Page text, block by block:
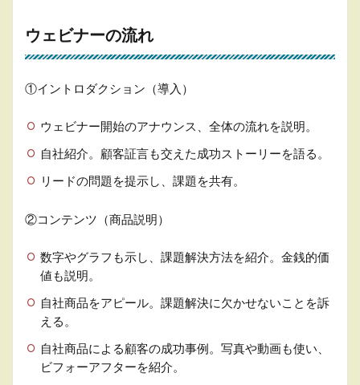
ウェビナーの流れ
①イントロダクション（導入）
ウェビナー開始のアナウンス、全体の流れを説明。
自社紹介。顧客証言も交えた成功ストーリーを語る。
リードの問題を提示し、課題を共有。
②コンテンツ（商品説明）
数字やグラフも示し、課題解決方法を紹介。金銭的価
値も説明。
自社商品をアピール。課題解決に欠かせないことを訴
える。
自社商品による顧客の成功事例。写真や動画も使い、
ビフォーアフターを紹介。